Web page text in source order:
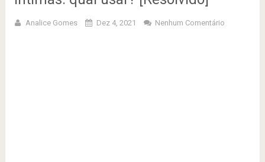
Analice Gomes Dez 4, 2021 Nenhum Comentário